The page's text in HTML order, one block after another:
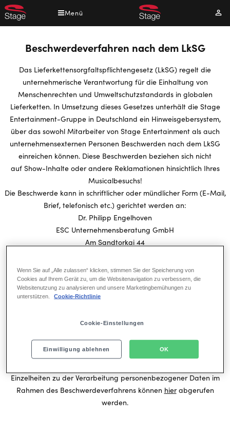
Direkt
zum
Menü
Beschwerdeverfahren nach dem LkSG
Das Lieferkettensorgfaltspflichtengesetz (LkSG) regelt die
unternehmerische Verantwortung für die Einhaltung von
Menschenrechten und Umweltschutzstandards in globalen
Lieferketten. In Umsetzung dieses Gesetzes unterhält die Stage
Entertainment-Gruppe in Deutschland ein Hinweisgebersystem,
über das sowohl Mitarbeiter von Stage Entertainment als auch
unternehmensexternen Personen Beschwerden nach dem LkSG
einreichen können. Diese Beschwerden beziehen sich nicht
auf Show-Inhalte oder andere Reklamationen hinsichtlich Ihres
Musicalbesuchs!
Die Beschwerde kann in schriftlicher oder mündlicher Form (E-Mail,
Brief, telefonisch etc.) gerichtet werden an:
Dr. Philipp Engelhoven
ESC Unternehmensberatung GmbH
Am Sandtorkai 44
Telefon: 040/36805-119
E-Mail: hinweisgeber.STAGE@esche.de
hinweisgeber.STAGE@esche.de
vertraulich behandelt.
Einzelheiten finden sich in unserer Verfahrensordnung für das
Beschwerdeverfahren nach dem LkSG, welchehier
Einzelheiten zu der Verarbeitung personenbezogener Daten im
Rahmen des Beschwerdeverfahrens können hierabgerufen
werden.
Wenn Sie auf „Alle zulassen“ klicken, stimmen Sie der Speicherung von
Cookies auf Ihrem Gerät zu, um die Websitenavigation zu verbessern, die
Websitenutzung zu analysieren und unsere Marketingbemühungen zu
unterstützen.
Cookie-Richtlinie
Cookie-Einstellungen
Einwilligung ablehnen OK